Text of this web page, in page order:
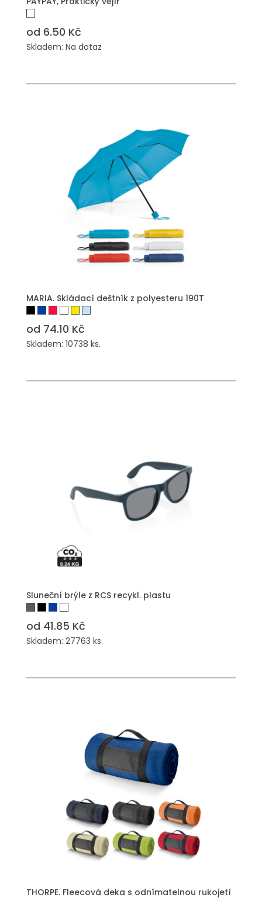
od 6.50 Kč
Skladem: Na dotaz
MARIA. Skládací deštník z polyesteru 190T
od 74.10 Kč
Skladem: 10738 ks.
Sluneční brýle z RCS recykl. plastu
od 41.85 Kč
Skladem: 27763 ks.
THORPE. Fleecová deka s odnímatelnou rukojetí